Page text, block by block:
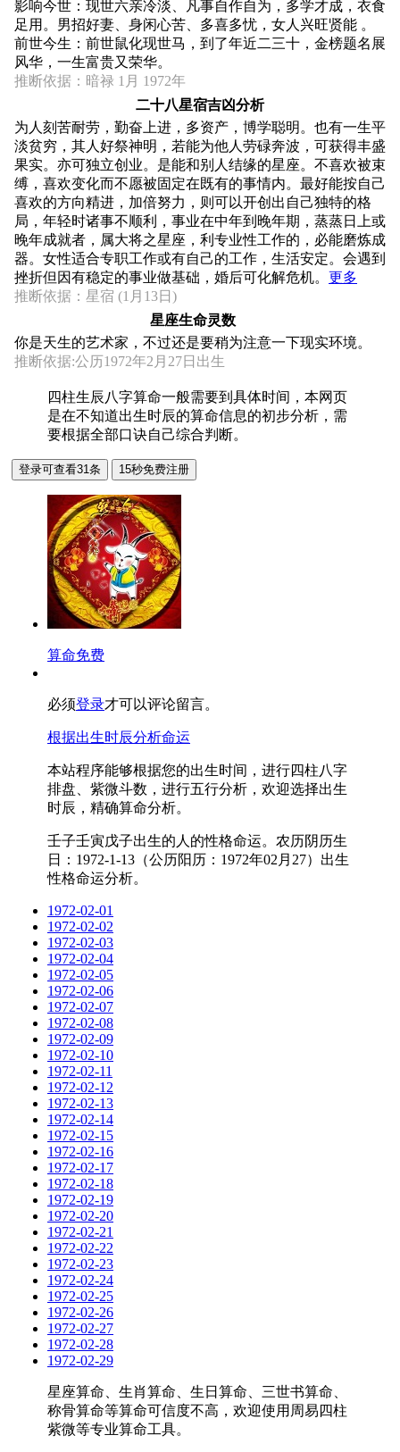
影响今世：现世六亲冷淡、凡事自作自为，多学才成，衣食
足用。男招好妻、身闲心苦、多喜多忧，女人兴旺贤能 。
前世今生：前世鼠化现世马，到了年近二三十，金榜题名展
风华，一生富贵又荣华。
推断依据：暗禄 1月 1972年
二十八星宿吉凶分析
为人刻苦耐劳，勤奋上进，多资产，博学聪明。也有一生平
淡贫穷，其人好祭神明，若能为他人劳碌奔波，可获得丰盛
果实。亦可独立创业。是能和别人结缘的星座。不喜欢被束
缚，喜欢变化而不愿被固定在既有的事情内。最好能按自己
喜欢的方向精进，加倍努力，则可以开创出自己独特的格
局，年轻时诸事不顺利，事业在中年到晚年期，蒸蒸日上或
晚年成就者，属大将之星座，利专业性工作的，必能磨炼成
器。女性适合专职工作或有自己的工作，生活安定。会遇到
挫折但因有稳定的事业做基础，婚后可化解危机。 更多
推断依据：星宿 (1月13日)
星座生命灵数
你是天生的艺术家，不过还是要稍为注意一下现实环境。
推断依据:公历1972年2月27日出生
四柱生辰八字算命一般需要到具体时间，本网页
是在不知道出生时辰的算命信息的初步分析，需
要根据全部口诀自己综合判断。
算命免费
必须登录才可以评论留言。
根据出生时辰分析命运
本站程序能够根据您的出生时间，进行四柱八字
排盘、紫微斗数，进行五行分析，欢迎选择出生
时辰，精确算命分析。
壬子壬寅戊子出生的人的性格命运。农历阴历生
日：1972-1-13（公历阳历：1972年02月27）出生
性格命运分析。
1972-02-01
1972-02-02
1972-02-03
1972-02-04
1972-02-05
1972-02-06
1972-02-07
1972-02-08
1972-02-09
1972-02-10
1972-02-11
1972-02-12
1972-02-13
1972-02-14
1972-02-15
1972-02-16
1972-02-17
1972-02-18
1972-02-19
1972-02-20
1972-02-21
1972-02-22
1972-02-23
1972-02-24
1972-02-25
1972-02-26
1972-02-27
1972-02-28
1972-02-29
星座算命、生肖算命、生日算命、三世书算命、
称骨算命等算命可信度不高，欢迎使用周易四柱
紫微等专业算命工具。